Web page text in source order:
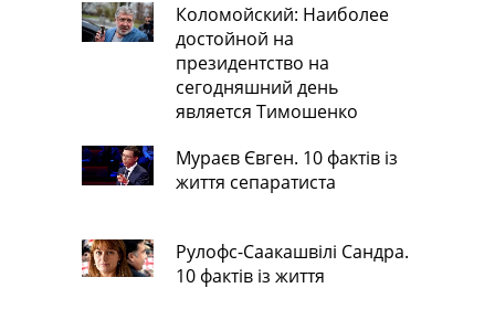
Коломойский: Наиболее
достойной на
президентство на
сегодняшний день
является Тимошенко
Мураєв Євген. 10 фактів із
життя сепаратиста
Рулофс-Саакашвілі Сандра.
10 фактів із життя